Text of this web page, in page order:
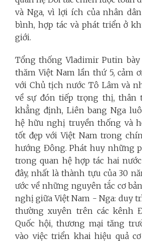
và Nga, vì lợi ích của nhân
bình, hợp tác và phát triển ở
giới.
Tổng thống Vladimir Putin
thăm Việt Nam lần thứ 5, cảm
với Chủ tịch nước Tô Lâm và
về sự đón tiếp trọng thị, thân
khẳng định, Liên bang Nga
hệ hữu nghị truyền thống và
tốt đẹp với Việt Nam trong
hướng Đông. Phát huy những
trong quan hệ hợp tác hai
đây, nhất là thành tựu của 30
ước về những nguyên tắc cơ
nghị giữa Việt Nam - Nga: duy
thường xuyên trên các kênh
Quốc hội, thương mại tăng
vào việc triển khai hiệu quả